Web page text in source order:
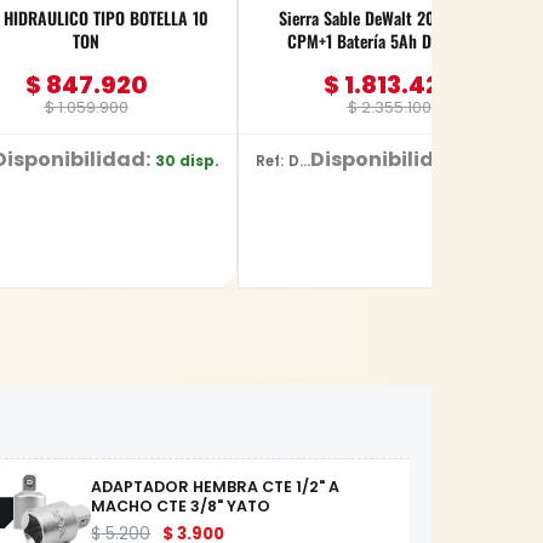
TIPO BOTELLA 10
TON
$1.059.900
$ 847.920
30 disp.
Sierra Sable DeWalt 20V 0-3000
CPM+1 Batería 5Ah DCS380P1
$2.355.100
$ 1.813.427
Ref: DCS380P1Disponibilidad:
ADAPTADOR HEMBRA CTE 1/2" A
MACHO CTE 3/8" YATO
$5.200 $3.900